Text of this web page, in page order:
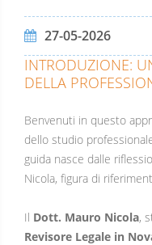
27-05-2026
INTRODUZIONE:
DELLA
Benvenuti in questo
dello studio
guida nasce dalle
Nicola, figura di
Il Dott. Mauro Nicola,
Revisore Legale in